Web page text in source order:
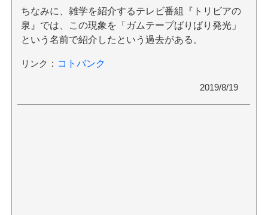
ちなみに、雑学を紹介するテレビ番組『トリビアの
泉』では、この現象を「ガムテープばりばり発光」
という名前で紹介したという過去がある。
リンク ： コトバンク
2019/8/19